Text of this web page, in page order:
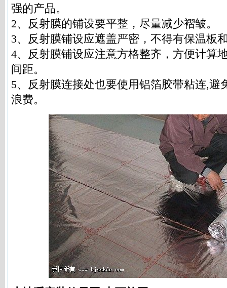
强的产品。
2、反射膜的铺设要平整，尽量减少褶皱。
3、反射膜铺设应遮盖严密，不得有保温板
4、反射膜铺设应注意方格整齐，方便计算
间距。
5、反射膜连接处也要使用铝箔胶带粘连,避
浪费。